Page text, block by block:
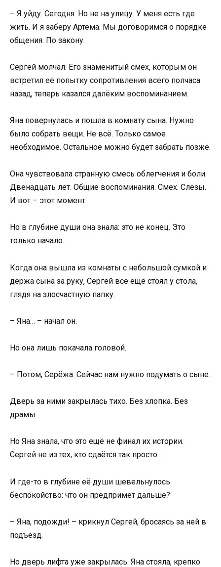
– Я уйду. Сегодня. Но не на улицу. У меня есть где
жить. И я заберу Артёма. Мы договоримся о порядке
общения. По закону.
Сергей молчал. Его знаменитый смех, которым он
встретил её попытку сопротивления всего полчаса
назад, теперь казался далёким воспоминанием.
Яна повернулась и пошла в комнату сына. Нужно
было собрать вещи. Не всё. Только самое
необходимое. Остальное можно будет забрать позже.
Она чувствовала странную смесь облегчения и боли.
Двенадцать лет. Общие воспоминания. Смех. Слёзы.
И вот – этот момент.
Но в глубине души она знала: это не конец. Это
только начало.
Когда она вышла из комнаты с небольшой сумкой и
держа сына за руку, Сергей всё ещё стоял у стола,
глядя на злосчастную папку.
– Яна… – начал он.
Но она лишь покачала головой.
– Потом, Серёжа. Сейчас нам нужно подумать о сыне.
Дверь за ними закрылась тихо. Без хлопка. Без
драмы.
Но Яна знала, что это ещё не финал их истории.
Сергей не из тех, кто сдаётся так просто.
И где-то в глубине её души шевельнулось
беспокойство: что он предпримет дальше?
– Яна, подожди! – крикнул Сергей, бросаясь за ней в
подъезд.
Но дверь лифта уже закрылась. Яна стояла, крепко